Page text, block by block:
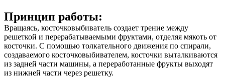
Принцип работы:
Вращаясь, косточковыбиватель создает трение между
решеткой и перерабатываемыми фруктами, отделяя мякоть от
косточки. С помощью толкательного движения по спирали,
создаваемого косточковыбивателем, косточки выталкиваются
из задней части машины, а переработанные фрукты выходят
из нижней части через решетку.